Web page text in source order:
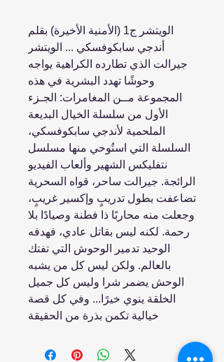
الويتشر ج1 (الأمنية الأخيرة) بقلم
أندجي سابكوفسكي ... الويتشر
جيرالت الذي تطارده الكراهية يواجه
وحوشًا تهدد البشرية في هذه
المجموعة مــن المغامرات: الجـزء
الأول من سلسلة الخيال البديعة
الملحمية لأندجي سابكوفسكي،
السلسلة التي استُوحي منها مسلسل
نتفليكس الشهير وألعاب الفيديو
الرائجة. جيرالت ساحر، قواه السحرية
تضاعفت بطول تدريبٍ وإكسير غريبٍ،
وجعلت منه محاربًا ذا فطنة وصيادًا بلا
رحمة. لكنه ليس بقاتل عادي، فهدفه
الوحيد تدمير الوحوش التي تفتك
بالعالم. ولكن ليس كل من يشبه
الوحش يضمر شرا وليس كل جميل
الخلقة ينوي خيرًا... وفي كل قصة
خيالية تكمن بذرة من الحقيقة